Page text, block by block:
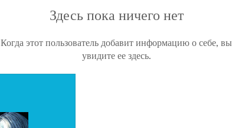
Здесь пока ничего нет
Когда этот пользователь добавит информацию о себе, вы
увидите ее здесь.